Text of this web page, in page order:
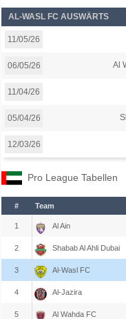
AL-WASL FC AUSWÄRTS
11/05/26
06/05/26 Al
11/04/26
05/04/26
12/03/26
Pro League Tabellen
# Team
1 Al Ain
2 Shabab Al Ahli Dubai
3 Al-Wasl FC
4 Al-Jazira
5 Al Wahda FC